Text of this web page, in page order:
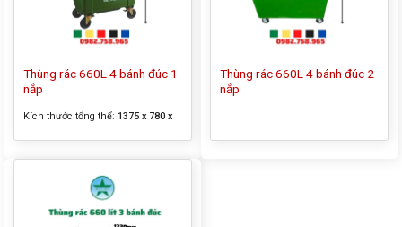
Thùng rác 660L 4 bánh đúc 1
nắp
Kích thước tổng thể: 1375 x 780 x
Thùng rác 660L 4 bánh đúc 2
nắp